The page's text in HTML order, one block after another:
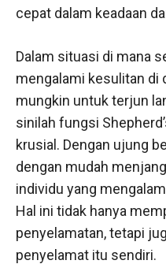
cepat dalam keadaan
Dalam situasi di mana
mengalami kesulitan di
mungkin untuk terjun
sinilah fungsi
krusial. Dengan ujung
dengan mudah
individu yang
Hal ini tidak hanya
penyelamatan, tetapi
penyelamat itu sendiri.